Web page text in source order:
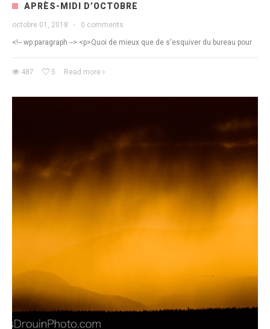
APRÈS-MIDI D’OCTOBRE
octobre 01, 2018 · 0 comments
<!-- wp:paragraph --> <p>Quoi de mieux que de s'esquiver du bureau pour
487 5 Read more